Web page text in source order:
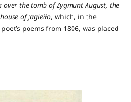
over the tomb of Zygmunt August, the
of Jagiełło, which, in the
poems from 1806, was placed